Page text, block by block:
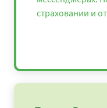
страховании и